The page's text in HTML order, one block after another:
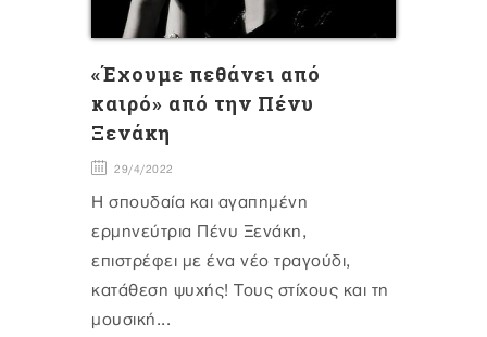
«Έχουμε πεθάνει από
καιρό» από την Πένυ
Ξενάκη
29/4/2022
Η σπουδαία και αγαπημένη
ερμηνεύτρια Πένυ Ξενάκη,
επιστρέφει με ένα νέο τραγούδι,
κατάθεση ψυχής! Τους στίχους και τη
μουσική...